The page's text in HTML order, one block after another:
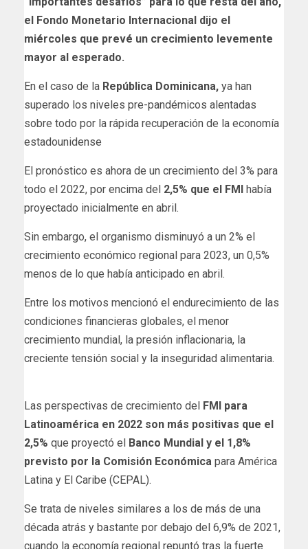
el Fondo Monetario Internacional dijo el
miércoles que prevé un crecimiento levemente
mayor al esperado.
En el caso de la República Dominicana, ya han
superado los niveles pre-pandémicos alentadas
sobre todo por la rápida recuperación de la economía
estadounidense
El pronóstico es ahora de un crecimiento del 3% para
todo el 2022, por encima del 2,5% que el FMI
había
proyectado inicialmente en abril.
Sin embargo, el organismo disminuyó a un 2% el
crecimiento económico regional para 2023, un 0,5%
menos de lo que había anticipado en abril.
Entre los motivos mencionó el endurecimiento de las
condiciones financieras globales, el menor
crecimiento mundial, la presión inflacionaria, la
creciente tensión social y la inseguridad alimentaria.
Las perspectivas de crecimiento del
FMI para
Latinoamérica en 2022 son más positivas que el
2,5% que proyectó el
Banco Mundial y el 1,8%
previsto por la Comisión Económica para América
Latina y El Caribe (CEPAL).
Se trata de niveles similares a los de más de una
década atrás y bastante por debajo del 6,9% de 2021,
cuando la economía regional repuntó tras la fuerte